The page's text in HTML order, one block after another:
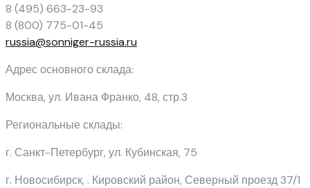
8 (495) 663-23-93
8 (800) 775-01-45
russia@sonniger-russia.ru
Адрес основного склада:
Москва, ул. Ивана Франко, 48, стр.3
Региональные склады:
г. Санкт-Петербург, ул. Кубинская, 75
г. Новосибирск, . Кировский район, Северный проезд 37/1